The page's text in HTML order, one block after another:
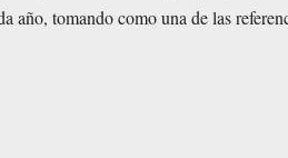
año, tomando como una de las